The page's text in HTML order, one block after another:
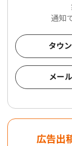
通知
タウ
メー
広告出